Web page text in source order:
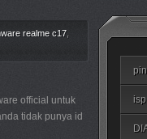
realme c17
official untuk
tidak punya id
isp